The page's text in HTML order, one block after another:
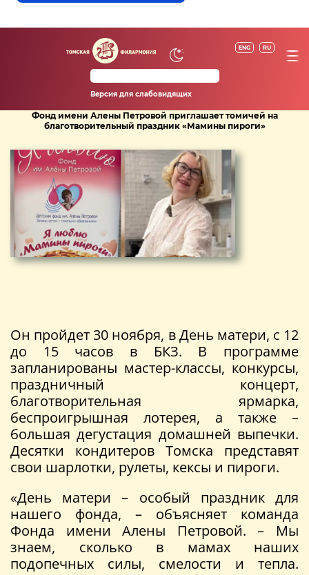
ENG RU
Версия для слабовидящих
Фонд имени Алены Петровой приглашает томичей на
благотворительный праздник «Мамины пироги»
Он пройдет 30 ноября, в День матери, с 12
до 15 часов в БКЗ. В программе
запланированы мастер-классы, конкурсы,
праздничный концерт,
благотворительная ярмарка,
беспроигрышная лотерея, а также –
большая дегустация домашней выпечки.
Десятки кондитеров Томска представят
свои шарлотки, рулеты, кексы и пироги.
«День матери – особый праздник для
нашего фонда, – объясняет команда
Фонда имени Алены Петровой. – Мы
знаем, сколько в мамах наших
подопечных силы, смелости и тепла.